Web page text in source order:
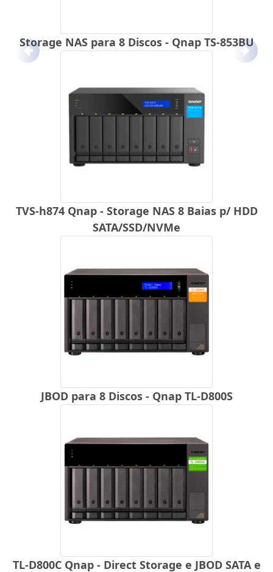
Storage NAS para 8 Discos - Qnap TS-853BU
TVS-h874 Qnap - Storage NAS 8 Baias p/ HDD
SATA/SSD/NVMe
JBOD para 8 Discos - Qnap TL-D800S
TL-D800C Qnap - Direct Storage e JBOD SATA e
Anterior